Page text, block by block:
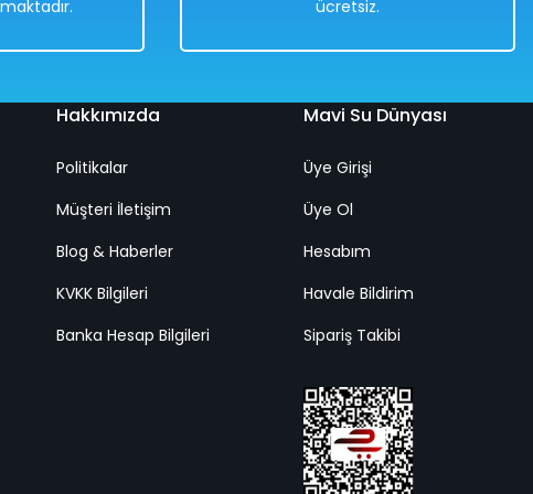
İspanyol Çocuk Gitar Aslan - Mavi Su Dünyası
ücretsiz.
Hakkımızda
Politikalar
Müşteri İletişim
Blog & Haberler
KVKK Bilgileri
Banka Hesap Bilgileri
Mavi Su Dünyası
Üye Girişi
Üye Ol
Hesabım
Havale Bildirim
Sipariş Takibi